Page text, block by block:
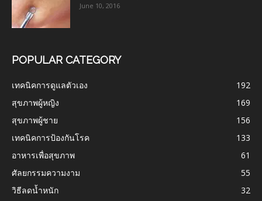
June 10, 2016
POPULAR CATEGORY
เทคนิคการดูแลตัวเอง
192
สุขภาพผู้หญิง
169
สุขภาพผู้ชาย
156
เทคนิคการป้องกันโรค
133
อาหารเพื่อสุขภาพ
61
ศัลยกรรมความงาม
55
วิธีลดน้ำหนัก
32